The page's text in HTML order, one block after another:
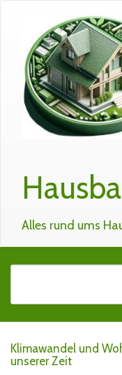
Alles rund ums
Klimawandel und
unserer Zeit